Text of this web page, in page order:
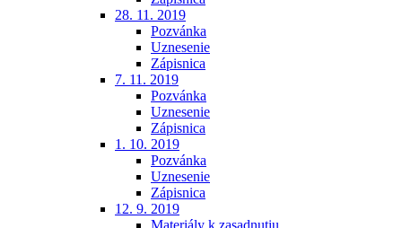
28. 11. 2019
Pozvánka
Uznesenie
Zápisnica
7. 11. 2019
Pozvánka
Uznesenie
Zápisnica
1. 10. 2019
Pozvánka
Uznesenie
Zápisnica
12. 9. 2019
Materiály k zasadnutiu